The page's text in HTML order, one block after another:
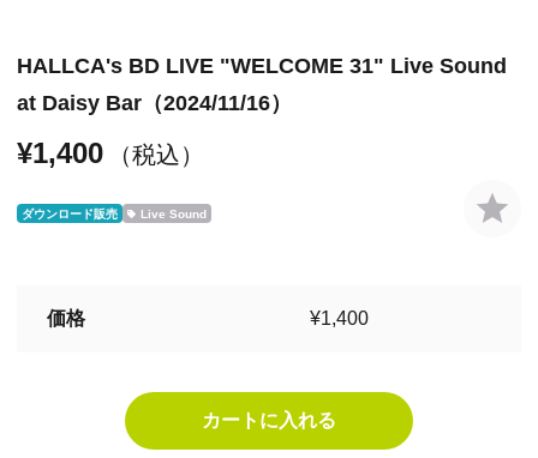
HALLCA's BD LIVE "WELCOME 31" Live Sound
at Daisy Bar（2024/11/16）
¥1,400 （税込）
ダウンロード販売 Live Sound
価格 ¥1,400